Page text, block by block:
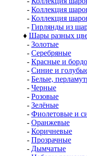
- Коллекция
- Коллекция
- Гирлянды из
♦ Шары разных
- Золотые
- Серебряные
- Красные и
- Синие и
- Белые,
- Черные
- Розовые
- Зелёные
- Фиолетовые и
- Оранжевые
- Коричневые
- Прозрачные
- Дымчатые